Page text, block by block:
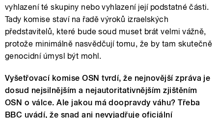
vyhlazení té skupiny nebo vyhlazení její podstatné části.
Tady komise staví na řadě výroků izraelských
představitelů, které bude soud muset brát velmi vážně,
protože minimálně nasvědčují tomu, že by tam skutečně
genocidní úmysl být mohl.
Vyšetřovací komise OSN tvrdí, že nejnovější zpráva je
dosud nejsilnějším a nejautoritativnějším zjištěním
OSN o válce. Ale jakou má doopravdy váhu? Třeba
BBC uvádí, že snad ani nevyjadřuje oficiální